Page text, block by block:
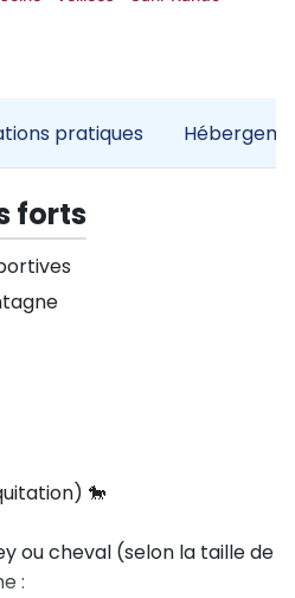
pratiques
forts
🐎
ou cheval (selon la taille de
: